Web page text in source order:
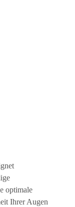
optimale
Ihrer Augen